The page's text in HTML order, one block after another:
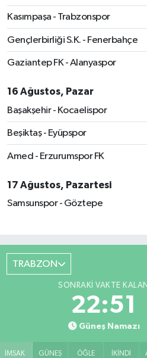
Kasımpaşa - Trabzonspor
Gençlerbirliği S.K. - Fenerbahçe
Gaziantep FK - Alanyaspor
16 Ağustos, Pazar
Başakşehir - Kocaelispor
Beşiktaş - Eyüpspor
Amed - Erzurumspor FK
17 Ağustos, Pazartesi
Samsunspor - Göztepe
TRABZON
SONRAKI VAKTE KALAN
22:50
Güneş Namazı
İMSAK GÜNEŞ ÖĞLE İKINDI